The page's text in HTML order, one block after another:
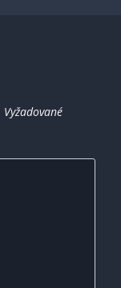
Vyžadované